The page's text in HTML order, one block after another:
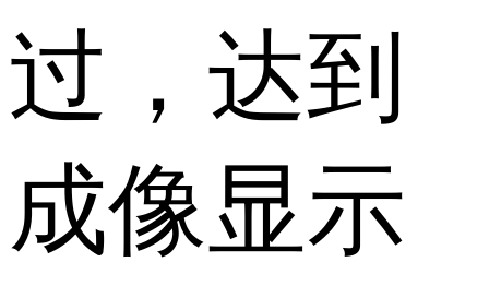
过，达到
成像显示